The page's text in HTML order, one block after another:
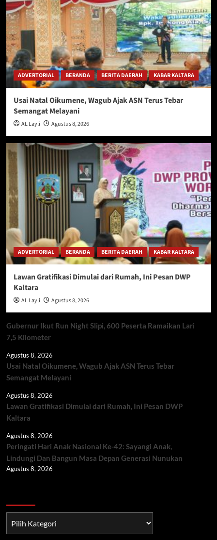
ADVERTORIAL BERANDA BERITA DAERAH KABAR KALTARA
Usai Natal Oikumene, Wagub Ajak ASN Terus Tebar
Semangat Melayani
AL Layli Agustus 8, 2026
ADVERTORIAL BERANDA BERITA DAERAH KABAR KALTARA
Lawan Gratifikasi Dimulai dari Rumah, Ini Pesan DWP
Kaltara
AL Layli Agustus 8, 2026
Gubernur Ikut Run Night Slipi, 600 Peserta Ramaikan Lari
7,5 Kilometer
Agustus 8, 2026
Usai Natal Oikumene, Wagub Ajak ASN Terus Tebar
Semangat Melayani
Agustus 8, 2026
Lawan Gratifikasi Dimulai dari Rumah, Ini Pesan DWP
Kaltara
Agustus 8, 2026
Peringati Hari Anak Nasional Ke-42: Sayangi Anak,
Lindungi Dan Bangun Masa Depan Generasi Nunukan
Agustus 8, 2026
TNI/POLRI